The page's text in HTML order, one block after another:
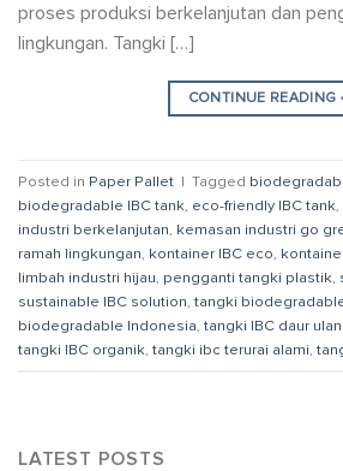
proses produksi berkelanjutan dan
lingkungan. Tangki […]
CONTINUE READING
Posted in Paper Pallet | Tagged
biodegradable IBC tank, eco-friendly IBC tank,
industri berkelanjutan, kemasan industri go
ramah lingkungan, kontainer IBC eco,
limbah industri hijau, pengganti tangki plastik,
sustainable IBC solution, tangki
biodegradable Indonesia, tangki IBC daur
tangki IBC organik, tangki ibc terurai alami,
LATEST POSTS